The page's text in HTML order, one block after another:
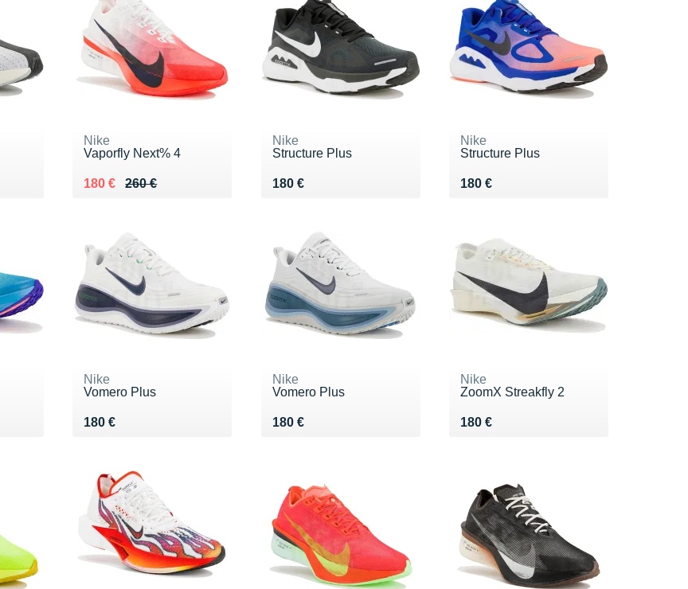
Nike
Vaporfly Next% 4
260 €
Au lieu de 260 €
180 €
Vendu 180 €
Nike
Structure Plus
180 €
Vendu 180 €
Nike
Structure Plus
180 €
Vendu 180 €
Nike
Vomero Plus
180 €
Vendu 180 €
Nike
Vomero Plus
180 €
Vendu 180 €
Nike
ZoomX Streakfly 2
180 €
Vendu 180 €